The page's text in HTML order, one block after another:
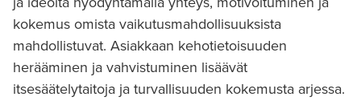
kokemus omista vaikutusmahdollisuuksista
mahdollistuvat. Asiakkaan kehotietoisuuden
herääminen ja vahvistuminen lisäävät
itsesäätelytaitoja ja turvallisuuden kokemusta arjessa.